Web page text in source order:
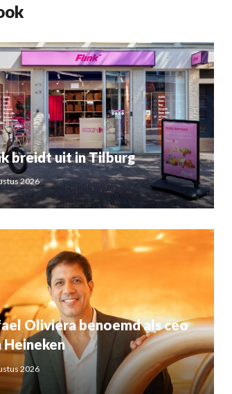
breidt uit in Tilburg
2026
Oliviera benoemd als ceo
Heineken
2026